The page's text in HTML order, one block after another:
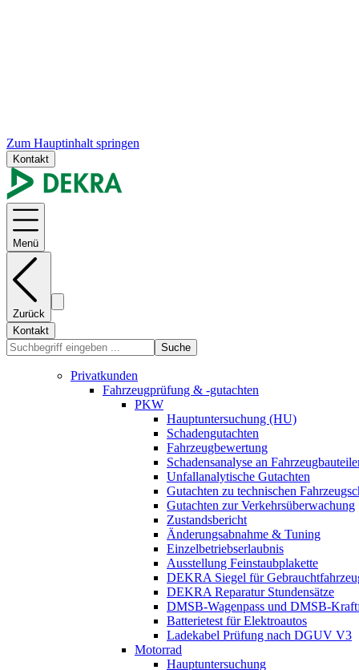
Zum Hauptinhalt springen
Kontakt
Menü
Zurück
Kontakt
Suche
Privatkunden
Fahrzeugprüfung & -gutachten
PKW
Hauptuntersuchung (HU)
Schadengutachten
Fahrzeugbewertung
Schadensanalyse an
Unfallanalytische Gutachten
Gutachten zu technischen
Gutachten zur Verkehrsüberwachung
Zustandsbericht
Änderungsabnahme & Tuning
Einzelbetriebserlaubnis
Ausstellung Feinstaubplakette
DEKRA Siegel für
DEKRA Reparatur Stundensätze
DMSB-Wagenpass und DMSB-
Batterietest für Elektroautos
Ladekabel Prüfung nach DGUV V3
Motorrad
Hauptuntersuchung